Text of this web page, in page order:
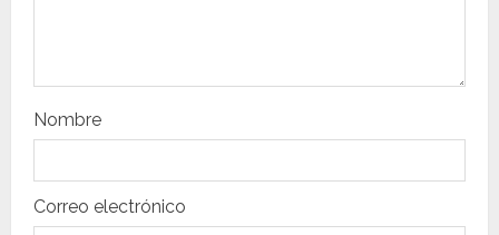
r
a
d
Nombre
Correo electrónico